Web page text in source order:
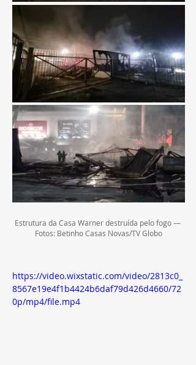
Estrutura da Casa Warner destruída pelo fogo —
Fotos: Betinho Casas Novas/TV Globo
https://video.wixstatic.com/video/2813c0_
8567e19e4f1b4424b6daf79d426d4660/72
0p/mp4/file.mp4